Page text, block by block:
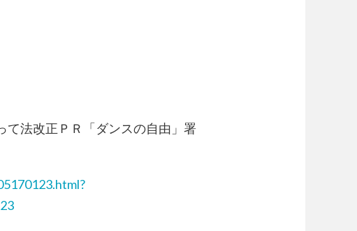
法改正ＰＲ「ダンスの自由」署